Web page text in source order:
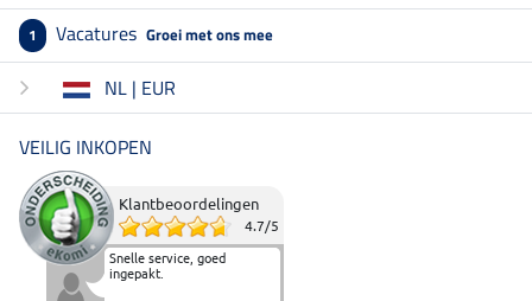
1 Vacatures Groei met ons mee
NL | EUR
VEILIG INKOPEN
Klantbeoordelingen
4.7/5
Snelle service, goed
ingepakt.